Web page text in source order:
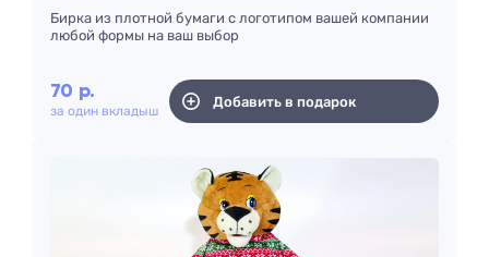
Бирка из плотной бумаги с логотипом вашей компании
любой формы на ваш выбор
70 р.
за один вкладыш
Добавить в подарок